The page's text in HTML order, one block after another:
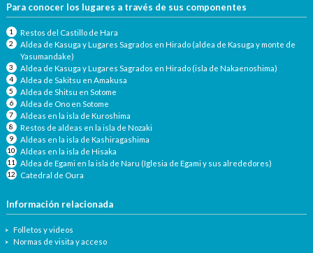
Para conocer los lugares a través de sus componentes
Restos del Castillo de Hara
Aldea de Kasuga y Lugares Sagrados en Hirado (aldea de Kasuga y monte de
Yasumandake)
Aldea de Kasuga y Lugares Sagrados en Hirado (isla de Nakaenoshima)
Aldea de Sakitsu en Amakusa
Aldea de Shitsu en Sotome
Aldea de Ono en Sotome
Aldeas en la isla de Kuroshima
Restos de aldeas en la isla de Nozaki
Aldeas en la isla de Kashiragashima
Aldeas en la isla de Hisaka
Aldea de Egami en la isla de Naru (Iglesia de Egami y sus alrededores)
Catedral de Oura
Información relacionada
Folletos y videos
Normas de visita y acceso